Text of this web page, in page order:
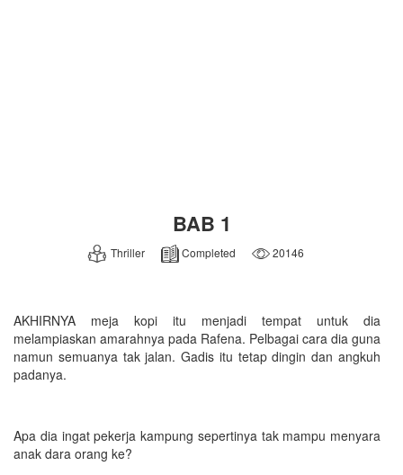
BAB 1
Thriller Completed 20146
AKHIRNYA meja kopi itu menjadi tempat untuk dia
melampiaskan amarahnya pada Rafena. Pelbagai cara dia guna
namun semuanya tak jalan. Gadis itu tetap dingin dan angkuh
padanya.
Apa dia ingat pekerja kampung sepertinya tak mampu menyara
anak dara orang ke?